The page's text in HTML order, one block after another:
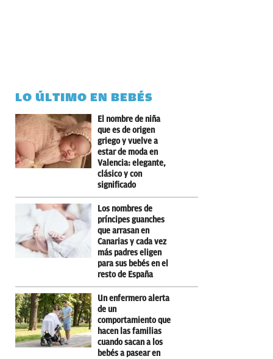
LO ÚLTIMO EN BEBÉS
El nombre de niña
que es de origen
griego y vuelve a
estar de moda en
Valencia: elegante,
clásico y con
significado
Los nombres de
príncipes guanches
que arrasan en
Canarias y cada vez
más padres eligen
para sus bebés en el
resto de España
Un enfermero alerta
de un
comportamiento que
hacen las familias
cuando sacan a los
bebés a pasear en